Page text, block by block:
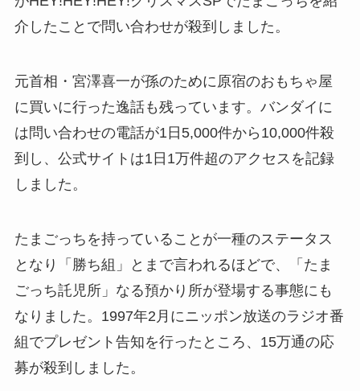
介したことで問い合わせが殺到しました。
元首相・宮澤喜一が孫のために原宿のおもちゃ屋
に買いに行った逸話も残っています。バンダイに
は問い合わせの電話が1日5,000件から10,000件殺
到し、公式サイトは1日1万件超のアクセスを記録
しました。
たまごっちを持っていることが一種のステータス
となり「勝ち組」とまで言われるほどで、「たま
ごっち託児所」なる預かり所が登場する事態にも
なりました。1997年2月にニッポン放送のラジオ番
組でプレゼント告知を行ったところ、15万通の応
募が殺到しました。